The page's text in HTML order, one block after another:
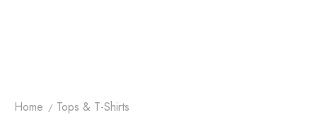
Home Tops & T-Shirts